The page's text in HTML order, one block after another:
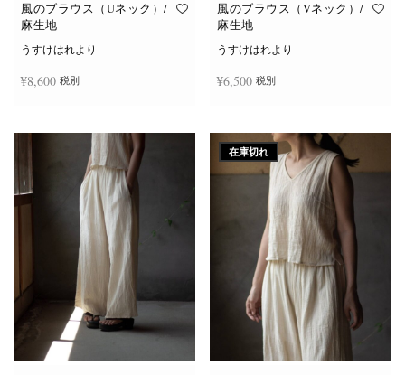
風のブラウス（Uネック）/
麻生地
うすけはれより
¥8,600 税別
の
商
品
に
は
複
数
の
バ
リ
エ
ー
シ
ョ
ン
が
あ
ま
風のブラウス（Vネック）/
麻生地
うすけはれより
¥6,500 税別
の
商
品
に
は
複
数
の
バ
リ
エ
ー
シ
ョ
ン
が
あ
り
ま
在庫切れ